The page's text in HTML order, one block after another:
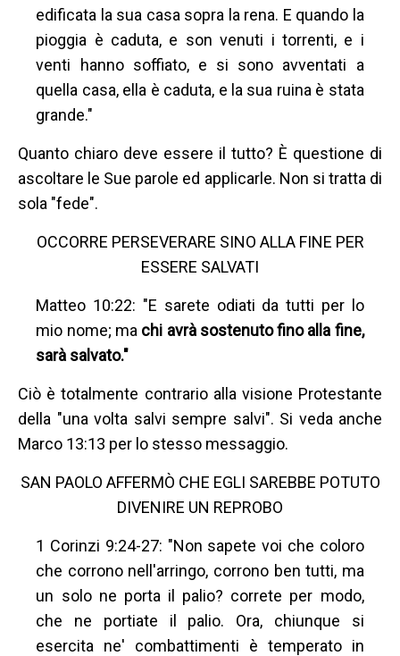
edificata la sua casa sopra la rena. E quando la
pioggia è caduta, e son venuti i torrenti, e i
venti hanno soffiato, e si sono avventati a
quella casa, ella è caduta, e la sua ruina è stata
grande."
Quanto chiaro deve essere il tutto? È questione di
ascoltare le Sue parole ed applicarle. Non si tratta di
sola "fede".
OCCORRE PERSEVERARE SINO ALLA FINE PER
ESSERE SALVATI
Matteo 10:22: "E sarete odiati da tutti per lo
mio nome; ma chi avrà sostenuto fino alla fine,
sarà salvato."
Ciò è totalmente contrario alla visione Protestante
della "una volta salvi sempre salvi". Si veda anche
Marco 13:13 per lo stesso messaggio.
SAN PAOLO AFFERMÒ CHE EGLI SAREBBE POTUTO
DIVENIRE UN REPROBO
1 Corinzi 9:24-27: "Non sapete voi che coloro
che corrono nell'arringo, corrono ben tutti, ma
un solo ne porta il palio? correte per modo,
che ne portiate il palio. Ora, chiunque si
esercita ne' combattimenti è temperato in